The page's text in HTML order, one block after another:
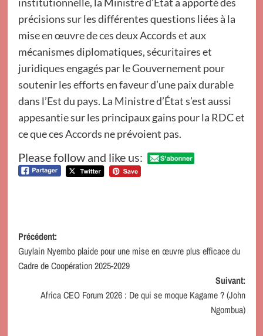
précisions sur les différentes questions liées à la
mise en œuvre de ces deux Accords et aux
mécanismes diplomatiques, sécuritaires et
juridiques engagés par le Gouvernement pour
soutenir les efforts en faveur d’une paix durable
dans l’Est du pays. La Ministre d’État s’est aussi
appesantie sur les principaux gains pour la RDC et
ce que ces Accords ne prévoient pas.
Please follow and like us:
Navigation
d’article
Précédent:
Guylain Nyembo plaide pour une mise en œuvre plus efficace du
Cadre de Coopération 2025-2029
Suivant:
Africa CEO Forum 2026 : De qui se moque Kagame ? (John
Ngombua)